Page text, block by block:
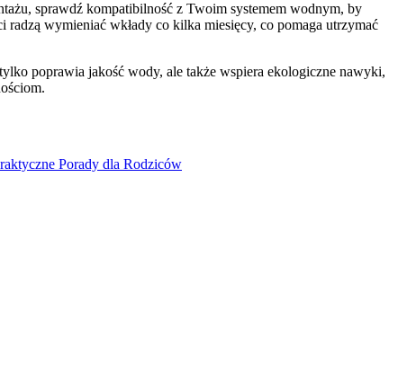
sprawdź kompatibilność z Twoim systemem wodnym, by
wymieniać wkłady co kilka miesięcy, co pomaga utrzymać
poprawia jakość wody, ale także wspiera ekologiczne nawyki,
Porady dla Rodziców